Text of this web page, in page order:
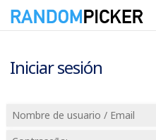
Iniciar sesión